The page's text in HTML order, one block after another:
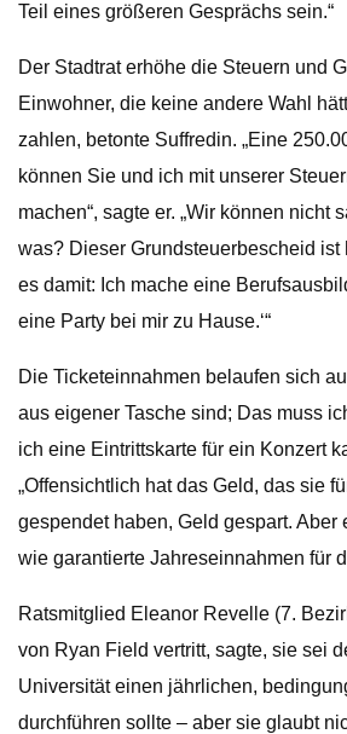
Teil eines größeren Gesprächs sein.“
Der Stadtrat erhöhe die Steuern und
Einwohner, die keine andere Wahl
zahlen, betonte Suffredin. „Eine
können Sie und ich mit unserer
machen“, sagte er. „Wir können nicht
was? Dieser Grundsteuerbescheid ist
es damit: Ich mache eine
eine Party bei mir zu Hause.‘“
Die Ticketeinnahmen belaufen sich
aus eigener Tasche sind; Das muss
ich eine Eintrittskarte für ein Konzert
„Offensichtlich hat das Geld, das sie
gespendet haben, Geld gespart. Aber
wie garantierte Jahreseinnahmen für
Ratsmitglied Eleanor Revelle (7.
von Ryan Field vertritt, sagte, sie sei
Universität einen jährlichen,
durchführen sollte – aber sie glaubt